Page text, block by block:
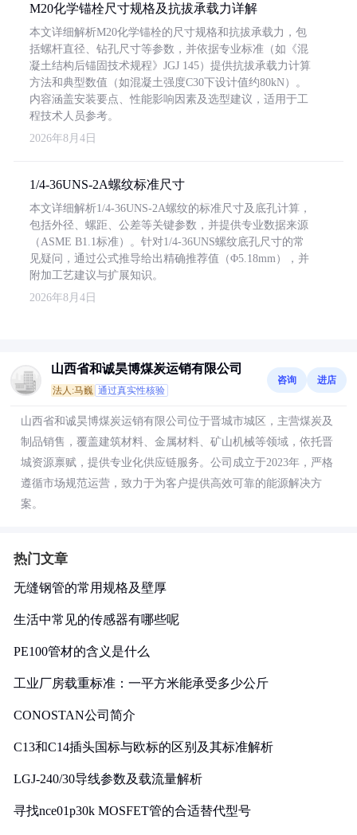
M20化学锚栓尺寸规格及抗拔承载力详解
本文详细解析M20化学锚栓的尺寸规格和抗拔承载力，包
括螺杆直径、钻孔尺寸等参数，并依据专业标准（如《混
凝土结构后锚固技术规程》JGJ 145）提供抗拔承载力计算
方法和典型数值（如混凝土强度C30下设计值约80kN）。
内容涵盖安装要点、性能影响因素及选型建议，适用于工
程技术人员参考。
2026年8月4日
1/4-36UNS-2A螺纹标准尺寸
本文详细解析1/4-36UNS-2A螺纹的标准尺寸及底孔计算，
包括外径、螺距、公差等关键参数，并提供专业数据来源
（ASME B1.1标准）。针对1/4-36UNS螺纹底孔尺寸的常
见疑问，通过公式推导给出精确推荐值（Φ5.18mm），并
附加工艺建议与扩展知识。
2026年8月4日
山西省和诚昊博煤炭运销有限公司
法人:马巍 通过真实性核验
咨询 进店
山西省和诚昊博煤炭运销有限公司位于晋城市城区，主营煤炭及
制品销售，覆盖建筑材料、金属材料、矿山机械等领域，依托晋
城资源禀赋，提供专业化供应链服务。公司成立于2023年，严格
遵循市场规范运营，致力于为客户提供高效可靠的能源解决方
案。
热门文章
无缝钢管的常用规格及壁厚
生活中常见的传感器有哪些呢
PE100管材的含义是什么
工业厂房载重标准：一平方米能承受多少公斤
CONOSTAN公司简介
C13和C14插头国标与欧标的区别及其标准解析
LGJ-240/30导线参数及载流量解析
寻找nce01p30k MOSFET管的合适替代型号